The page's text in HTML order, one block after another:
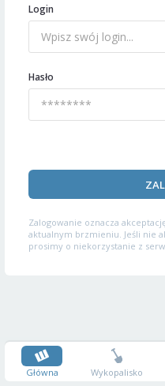
Login
Hasło
Zalogowanie oznacza
aktualnym brzmieniu. Jeśli nie
prosimy o niekorzystanie z
Główna Wykopalisko